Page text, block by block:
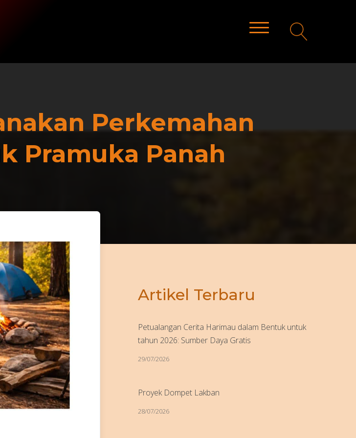
Perkemahan
Pramuka Panah
Artikel Terbaru
Petualangan Cerita Harimau dalam Bentuk untuk
tahun 2026: Sumber Daya Gratis
29/07/2026
Proyek Dompet Lakban
28/07/2026